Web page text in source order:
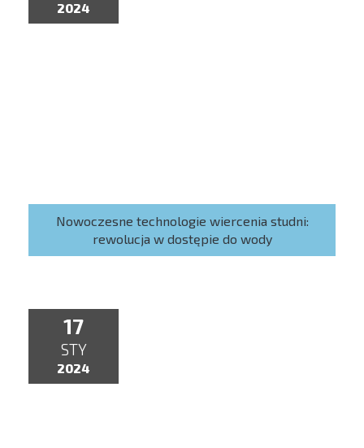
2024
Nowoczesne technologie wiercenia studni:
rewolucja w dostępie do wody
17
STY
2024